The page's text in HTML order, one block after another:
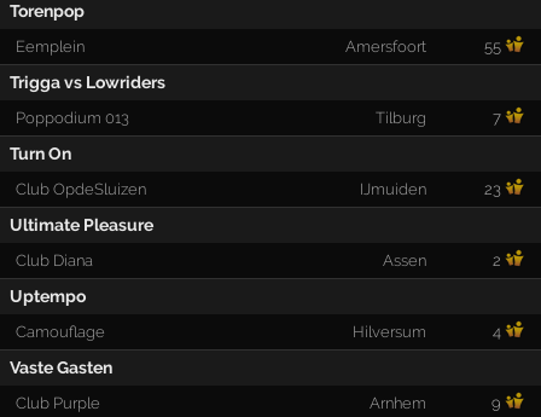
Torenpop
Eemplein Amersfoort 55
Trigga vs Lowriders
Poppodium 013 Tilburg 7
Turn On
Club OpdeSluizen IJmuiden 23
Ultimate Pleasure
Club Diana Assen 2
Uptempo
Camouflage Hilversum 4
Vaste Gasten
Club Purple Arnhem 9